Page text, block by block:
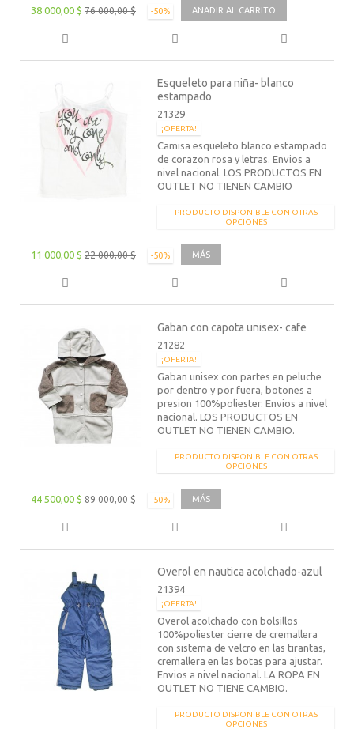
38 000,00 $ 76 000,00 $ -50% AÑADIR AL CARRITO
Esqueleto para niña- blanco
estampado
21329
¡OFERTA!
Camisa esqueleto blanco estampado
de corazon rosa y letras. Envios a
nivel nacional. LOS PRODUCTOS EN
OUTLET NO TIENEN CAMBIO
PRODUCTO DISPONIBLE CON OTRAS
OPCIONES
11 000,00 $ 22 000,00 $ -50% MÁS
Gaban con capota unisex- cafe
21282
¡OFERTA!
Gaban unisex con partes en peluche
por dentro y por fuera, botones a
presion 100%poliester. Envios a nivel
nacional. LOS PRODUCTOS EN
OUTLET NO TIENEN CAMBIO.
PRODUCTO DISPONIBLE CON OTRAS
OPCIONES
44 500,00 $ 89 000,00 $ -50% MÁS
Overol en nautica acolchado-azul
21394
¡OFERTA!
Overol acolchado con bolsillos
100%poliester cierre de cremallera
con sistema de velcro en las tirantas,
cremallera en las botas para ajustar.
Envios a nivel nacional. LA ROPA EN
OUTLET NO TIENE CAMBIO.
PRODUCTO DISPONIBLE CON OTRAS
OPCIONES